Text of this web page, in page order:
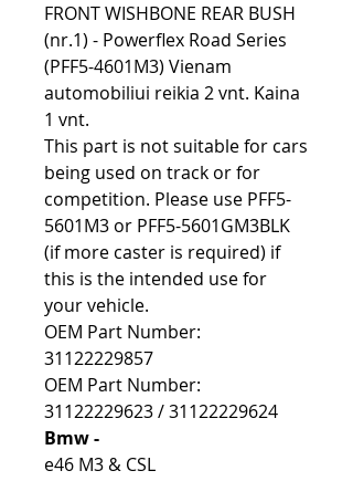
FRONT WISHBONE REAR BUSH
(nr.1) - Powerflex Road Series
(PFF5-4601M3) Vienam
automobiliui reikia 2 vnt. Kaina
1 vnt.
This part is not suitable for cars
being used on track or for
competition. Please use PFF5-
5601M3 or PFF5-5601GM3BLK
(if more caster is required) if
this is the intended use for
your vehicle.
OEM Part Number:
31122229857
OEM Part Number:
31122229623 / 31122229624
Bmw -
e46 M3 & CSL